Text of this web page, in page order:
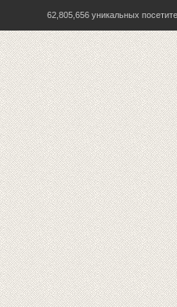
62,805,656 уникальных